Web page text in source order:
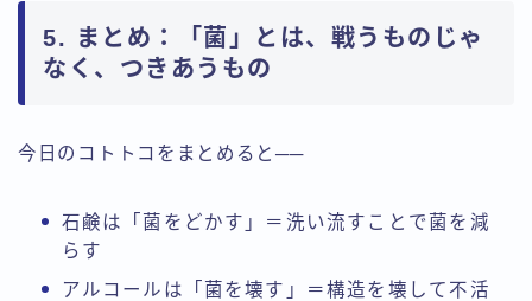
5. まとめ：「菌」とは、戦うものじゃ
なく、つきあうもの
今日のコトトコをまとめると──
石鹸は「菌をどかす」＝洗い流すことで菌を減
らす
アルコールは「菌を壊す」＝構造を壊して不活